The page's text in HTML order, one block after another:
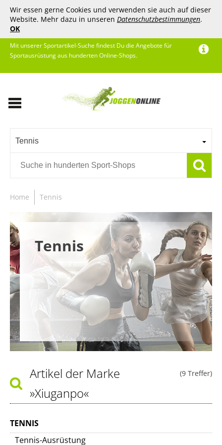
Wir essen gerne Cookies und verwenden sie auch auf dieser
Website. Mehr dazu in unseren Datenschutzbestimmungen.
OK
Mit unserer Sportartikel-Suche findest Du die Angebote für
Sportausrüstung aus hunderten Online-Shops.
Tennis
Home Tennis
Tennis
(9 Treffer)
Artikel der Marke
»Xiuganpo«
TENNIS
Tennis-Ausrüstung